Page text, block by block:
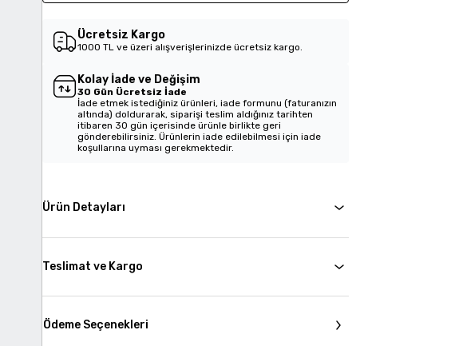
Ücretsiz Kargo
1000 TL ve üzeri alışverişlerinizde ücretsiz kargo.
Kolay İade ve Değişim
30 Gün Ücretsiz İade
İade etmek istediğiniz ürünleri, iade formunu (faturanızın
altında) doldurarak, siparişi teslim aldığınız tarihten
itibaren 30 gün içerisinde ürünle birlikte geri
gönderebilirsiniz. Ürünlerin iade edilebilmesi için iade
koşullarına uyması gerekmektedir.
Ürün Detayları
Teslimat ve Kargo
Ödeme Seçenekleri